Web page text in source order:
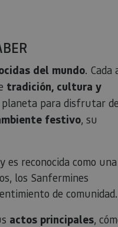
del mundo. Cada
tradición, cultura y
planeta para disfrutar
festivo, su
reconocida como
los Sanfermines
de comunidad.
actos principales,